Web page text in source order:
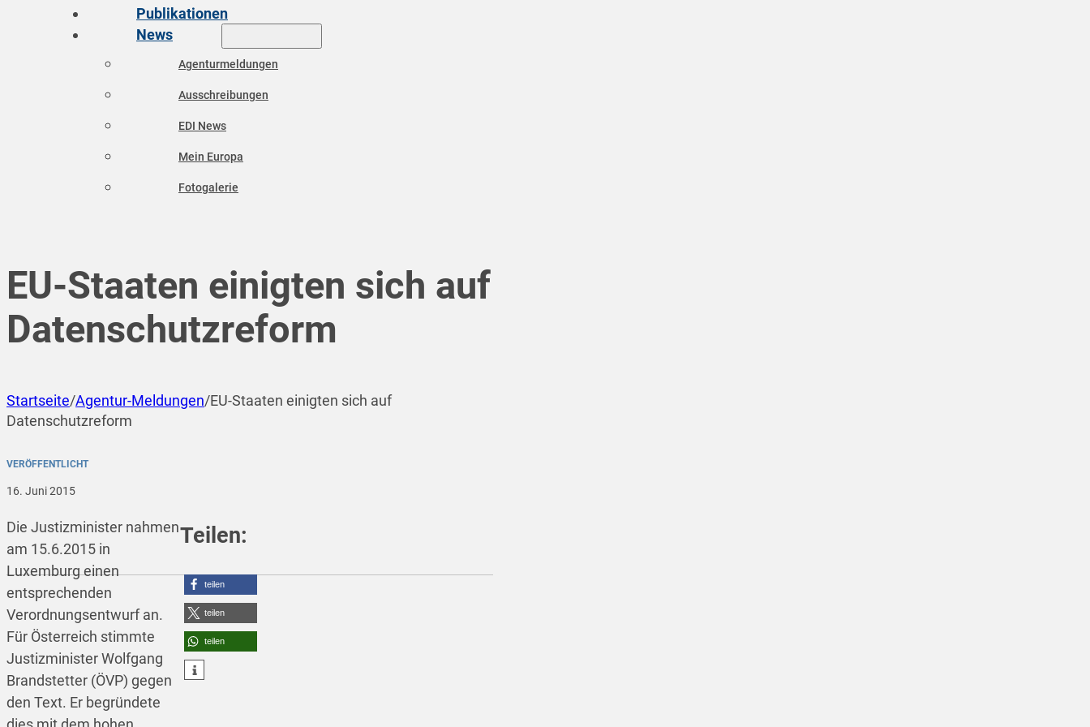
Publikationen
News
Agenturmeldungen
Ausschreibungen
EDI News
Mein Europa
Fotogalerie
EU-Staaten einigten sich auf
Datenschutzreform
Startseite/Agentur-Meldungen/EU-Staaten einigten sich auf
Datenschutzreform
VERÖFFENTLICHT
16. Juni 2015
Die Justizminister nahmen
am 15.6.2015 in
Luxemburg einen
entsprechenden
Verordnungsentwurf an.
Für Österreich stimmte
Justizminister Wolfgang
Brandstetter (ÖVP) gegen
den Text. Er begründete
Teilen:
teilen
teilen
teilen